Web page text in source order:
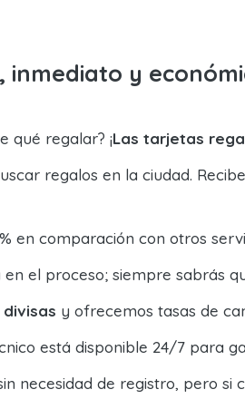
inmediato y
qué regalar? ¡Las tarjetas
regalos en la ciudad.
en comparación con otros
el proceso; siempre sabrás
y ofrecemos tasas de
está disponible 24/7 para
necesidad de registro, pero si